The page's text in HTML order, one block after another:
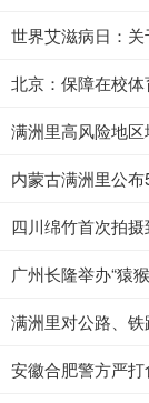
世界艾滋病日：
北京：保障在校
满洲里高风险地
内蒙古满洲里公
四川绵竹首次拍
广州长隆举办“猿
满洲里对公路、
安徽合肥警方严